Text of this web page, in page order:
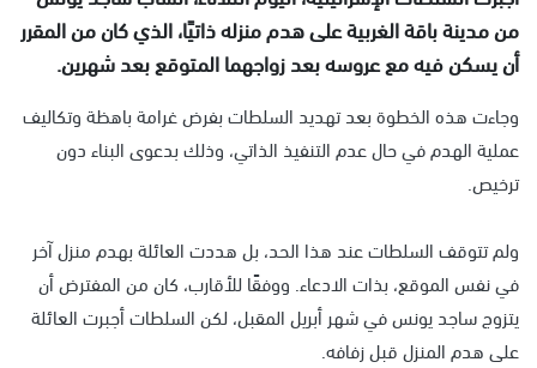
من مدينة باقة الغربية على هدم منزله ذاتيًا، الذي كان من المقرر
أن يسكن فيه مع عروسه بعد زواجهما المتوقع بعد شهرين.
وجاءت هذه الخطوة بعد تهديد السلطات بفرض غرامة باهظة وتكاليف
عملية الهدم في حال عدم التنفيذ الذاتي، وذلك بدعوى البناء دون
ترخيص.
ولم تتوقف السلطات عند هذا الحد، بل هددت العائلة بهدم منزل آخر
في نفس الموقع، بذات الادعاء. ووفقًا للأقارب، كان من المفترض أن
يتزوج ساجد يونس في شهر أبريل المقبل، لكن السلطات أجبرت العائلة
على هدم المنزل قبل زفافه.